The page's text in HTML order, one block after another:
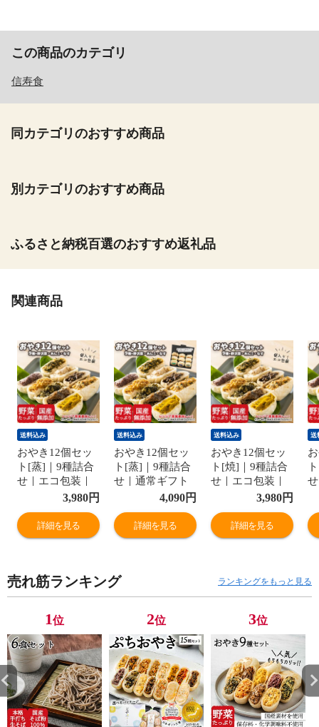
この商品のカテゴリ
信寿食
同カテゴリのおすすめ商品
別カテゴリのおすすめ商品
ふるさと納税百選のおすすめ返礼品
関連商品
送料込み
おやき12個セッ
ト[蒸]｜9種詰合
せ｜エコ包装｜
3,980円
詳細を見る
送料込み
おやき12個セッ
ト[蒸]｜9種詰合
せ｜通常ギフト
｜送料無料4,090円
詳細を見る
送料込み
おやき12個セッ
ト[焼]｜9種詰合
せ｜エコ包装｜
3,980円
詳細を見る
送
売れ筋ランキング ランキングをもっと見る
1位 2位 3位